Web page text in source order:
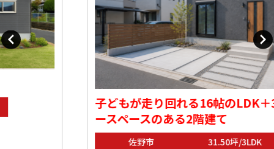
子どもが走り回れる16帖のLDK＋3.5帖フリ
ースペースのある2階建て
31.50坪/3LDK